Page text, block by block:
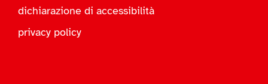
dichiarazione di accessibilità
privacy policy